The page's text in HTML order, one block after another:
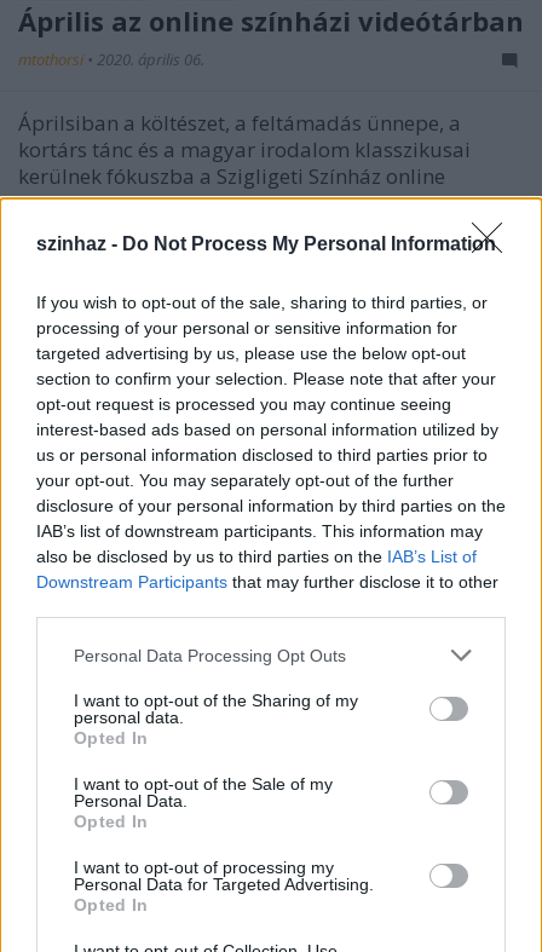
szinhaz - Do Not Process My Personal Information
If you wish to opt-out of the sale, sharing to third parties, or
processing of your personal or sensitive information for
targeted advertising by us, please use the below opt-out
section to confirm your selection. Please note that after your
opt-out request is processed you may continue seeing
interest-based ads based on personal information utilized by
us or personal information disclosed to third parties prior to
your opt-out. You may separately opt-out of the further
disclosure of your personal information by third parties on the
IAB’s list of downstream participants. This information may
also be disclosed by us to third parties on the IAB’s List of
Downstream Participants that may further disclose it to other
Please note that this website/app uses one or more Google
not limited to your visit or usage behaviour. You may click to
grant or deny consent to Google and its third-party tags to
use your data for below specified purposes in below Google
consent section.
Personal Data Processing Opt Outs
I want to opt-out of the Sharing of my
personal data.
Opted In
I want to opt-out of the Sale of my
Personal Data.
Opted In
I want to opt-out of processing my
Personal Data for Targeted Advertising.
Opted In
Április az online színházi videótárban
mtothorsi • 2020. április 06.
Áprilsiban a költészet, a feltámadás ünnepe, a
kortárs tánc és a magyar irodalom klasszikusai
kerülnek fókuszba a Szigligeti Színház online
videótárában.
Szeleczky Zita emlékgyűrűt
mtothorsi•2020. április 06.
A hagyományokhoz híven a Nemzeti Színház ad
otthont az évente megrendezésre kerülő Versünnep
Fesztivál döntőjének, ünnepelve a Magyar Költészet